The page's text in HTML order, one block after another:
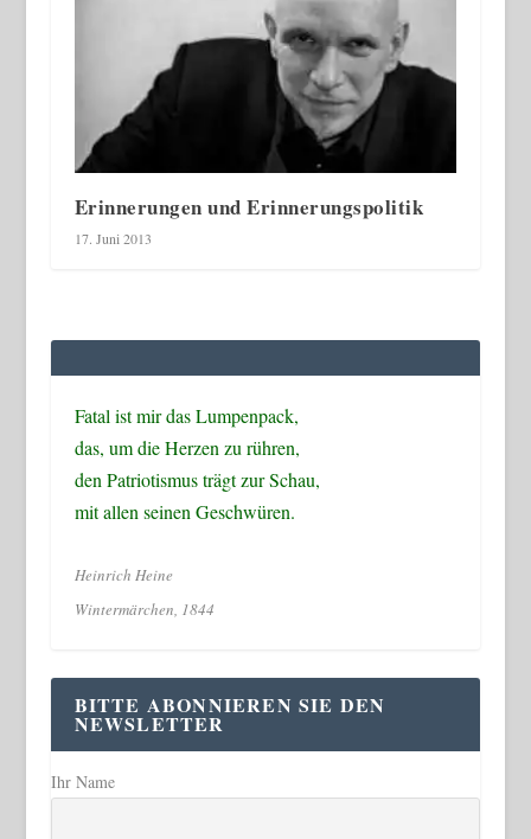
Erinnerungen und Erinnerungspolitik
17. Juni 2013
Fatal ist mir das Lumpenpack,
das, um die Herzen zu rühren,
den Patriotismus trägt zur Schau,
mit allen seinen Geschwüren.
Heinrich Heine
Wintermärchen, 1844
BITTE ABONNIEREN SIE DEN
NEWSLETTER
Ihr Name